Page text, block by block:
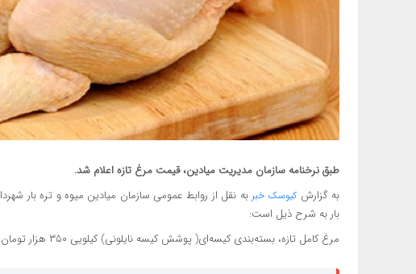
طبق نرخنامه سازمان مدیریت میادین، قیمت مرغ تازه اعلام شد.
به گزارش کیوسک خبر به نقل از روابط عمومی سازمان میادین میوه و تره بار
بار به شرح ذیل است:
مرغ کامل تازه، بسته‌بندی کیسه‌ای( پوشش کیسه نایلونی) کیلویی ۳۵۰ هزار تومان